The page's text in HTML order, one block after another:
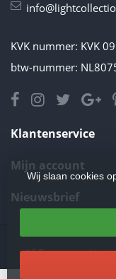
KVK nummer: KVK
btw-nummer:
Klantenservice
Mijn account
Nieuwsbrief
4.5/5sterren op basis
Wij slaan cookies